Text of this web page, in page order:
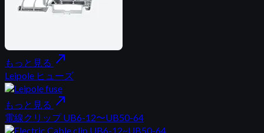
もっと見る north_east
Leipole ヒューズ
もっと見る north_east
電線クリップ UB6-12〜UB50-64